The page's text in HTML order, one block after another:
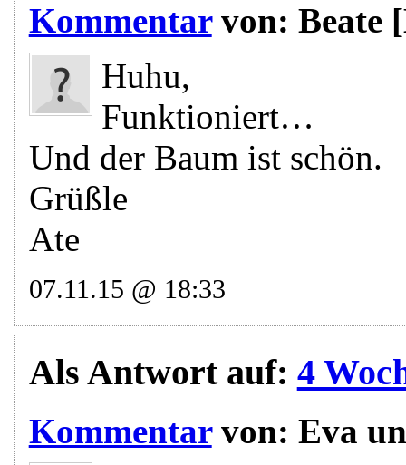
Kommentarvon: Beate
Huhu,
Funktioniert…
Und der Baum ist schön.
Grüßle
Ate
07.11.15 @ 18:33
Als Antwort auf: 4
Kommentarvon: Eva